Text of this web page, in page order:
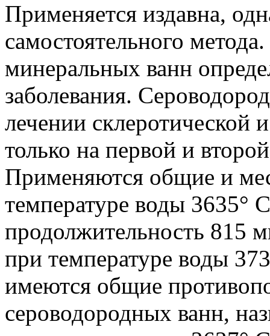
Применяется издавна,
самостоятельного
минеральных ванн
заболевания.
лечении склеротической
только на первой и
Применяются общие и
температуре воды 3635°
продолжительность 815
при температуре воды
имеются общие
сероводородных ванн,